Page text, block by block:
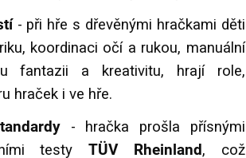
- při hře s dřevěnými hračkami děti
koordinaci očí a rukou, manuální
fantazii a kreativitu, hrají role,
hraček i ve hře.
- hračka prošla přísnými
testyTÜV Rheinland, což